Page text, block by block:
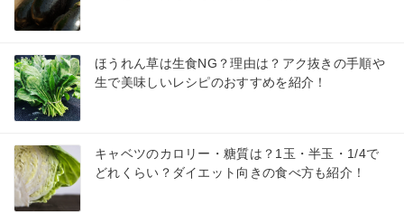
ほうれん草は生食NG？理由は？アク抜きの手順や
生で美味しいレシピのおすすめを紹介！
キャベツのカロリー・糖質は？1玉・半玉・1/4で
どれくらい？ダイエット向きの食べ方も紹介！